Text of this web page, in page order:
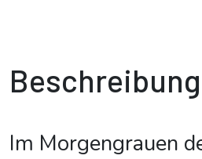
Beschreibung
Im Morgengrauen